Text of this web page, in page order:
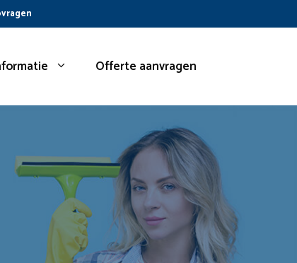
Offerte aanvragen